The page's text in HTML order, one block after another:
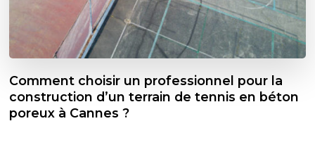
Comment choisir un professionnel pour la
construction d’un terrain de tennis en béton
poreux à Cannes ?